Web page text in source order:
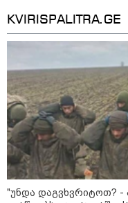
კატეგორიის
დასასრულისკენ მიიწევს
KVIRISPALITRA.GE
"უნდა დაგვხვრიტოთ? -